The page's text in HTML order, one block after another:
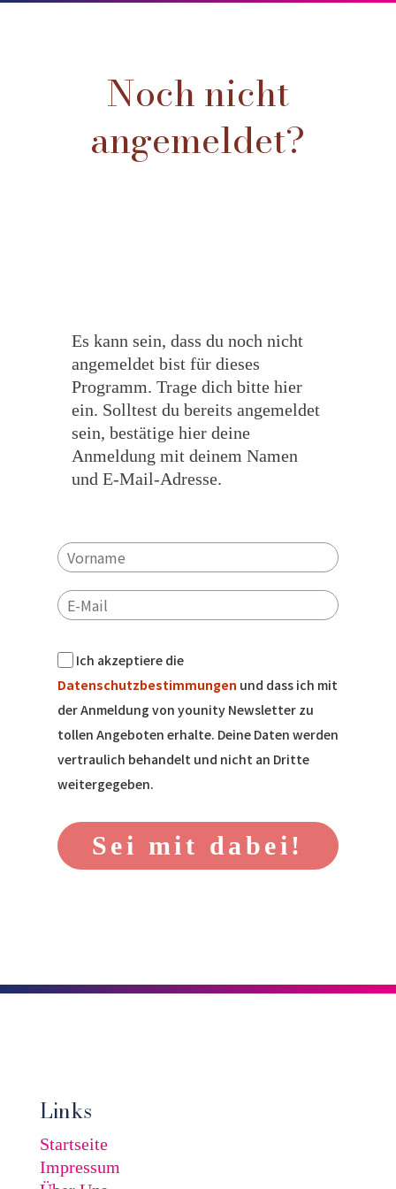
Noch nicht
angemeldet?
Es kann sein, dass du noch nicht
angemeldet bist für dieses
Programm. Trage dich bitte hier
ein. Solltest du bereits angemeldet
sein, bestätige hier deine
Anmeldung mit deinem Namen
und E-Mail-Adresse.
Ich akzeptiere die
Datenschutzbestimmungen und dass ich mit
der Anmeldung von younity Newsletter zu
tollen Angeboten erhalte. Deine Daten werden
vertraulich behandelt und nicht an Dritte
weitergegeben.
Sei mit dabei!
Links
Startseite
Impressum